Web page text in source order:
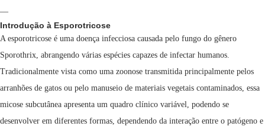
—
Introdução à Esporotricose
A esporotricose é uma doença infecciosa causada pelo fungo do gênero
Sporothrix, abrangendo várias espécies capazes de infectar humanos.
Tradicionalmente vista como uma zoonose transmitida principalmente pelos
arranhões de gatos ou pelo manuseio de materiais vegetais contaminados, essa
micose subcutânea apresenta um quadro clínico variável, podendo se
desenvolver em diferentes formas, dependendo da interação entre o patógeno e